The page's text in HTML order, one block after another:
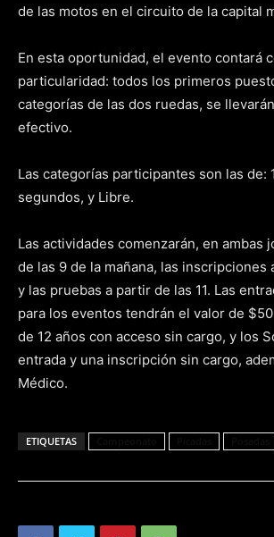
de las motos en el circuito de la capital
En esta oportunidad, el evento contará
particularidad: todos los primeros
categorías de las dos ruedas, se
efectivo.
Las categorías participantes son las de:
segundos, y Libre.
Las actividades comenzarán, en ambas
de las 9 de la mañana, las inscripciones
y las pruebas a partir de las 11. Las
para los eventos tendrán el valor de
de 12 años con acceso sin cargo, y los
entrada y una inscripción sin cargo,
Médico.
ETIQUETAS